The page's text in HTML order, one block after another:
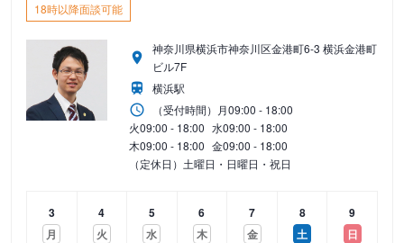
18時以降面談可能
神奈川県横浜市神奈川区金港町6-3 横浜金港町
ビル7F
横浜駅
（受付時間） 月09:00 - 18:00
火09:00 - 18:00 水09:00 - 18:00
木09:00 - 18:00 金09:00 - 18:00
（定休日）土曜日・日曜日・祝日
3
月
4
火
5
水
6
木
7
金
8
土
9
日